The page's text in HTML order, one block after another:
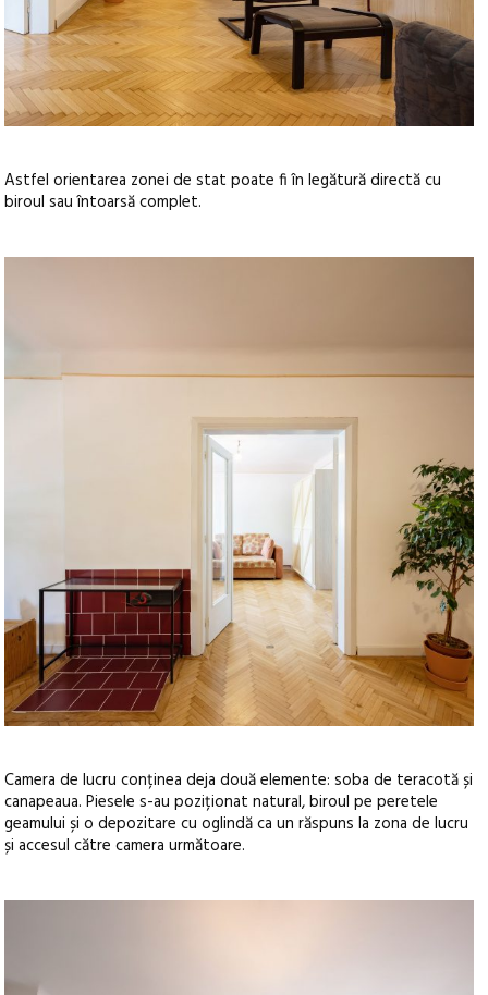
Astfel orientarea zonei de stat poate fi în legătură directă cu
biroul sau întoarsă complet.
Camera de lucru conținea deja două elemente: soba de teracotă și
canapeaua. Piesele s-au poziționat natural, biroul pe peretele
geamului și o depozitare cu oglindă ca un răspuns la zona de lucru
și accesul către camera următoare.